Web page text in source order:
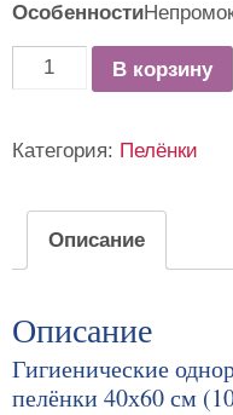
Особенности
Количество
пелёнки
В корзину
Категория: Пелёнки
Описание
Описание
Гигиенические
пелёнки 40х60 см